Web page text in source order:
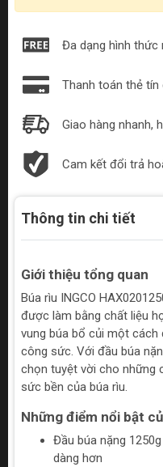
Đa dạng hình
Thanh toán thẻ tín
Giao hàng nhanh,
Cam kết đổi trả
Thông tin chi tiết
Giới thiệu tổng quan
Búa rìu INGCO
được làm bằng chất liệu
vung búa bổ củi một cách
công sức. Với đầu búa
chọn tuyệt vời cho những
sức bền của búa rìu.
Những điểm nổi bật
Đầu búa nặng
dàng hơn